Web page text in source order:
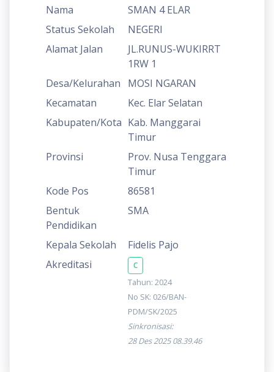
Nama
SMAN 4 ELAR
Status Sekolah
NEGERI
Alamat Jalan
JL.RUNUS-WUKIRRT
1RW 1
Desa/Kelurahan
MOSI NGARAN
Kecamatan
Kec. Elar Selatan
Kabupaten/Kota Kab. Manggarai
Timur
Provinsi
Prov. Nusa Tenggara
Timur
Kode Pos
86581
Bentuk
Pendidikan
SMA
Kepala Sekolah
Fidelis Pajo
Akreditasi
C
Tahun: 2024
No SK: 026/BAN-
PDM/SK/2025
Sinkronisasi:
28 Des 2025 08.39.46